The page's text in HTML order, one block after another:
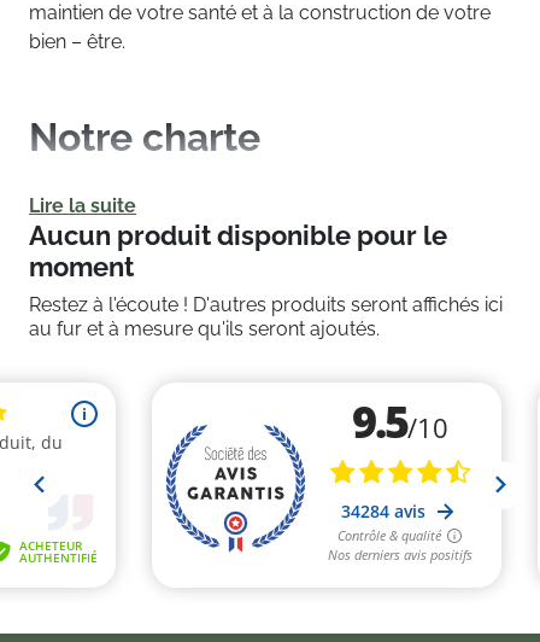
maintien de votre santé et à la construction de votre
bien – être.
Notre charte
La charte Nutreov-
Physcience
Tous les produits Nutreov Physcience respectent une
charte éthique précise :
Naturalité
Utilisation d’ingrédients essentiellement d’origine
naturelle, garantis sans OGM.
Sélection d’extraits de plantes concentrés en
molécules actives et optimisation des actions par
Lire la suite
Aucun produit disponible pour le
moment
Restez à l'écoute ! D'autres produits seront affichés ici
au fur et à mesure qu'ils seront ajoutés.